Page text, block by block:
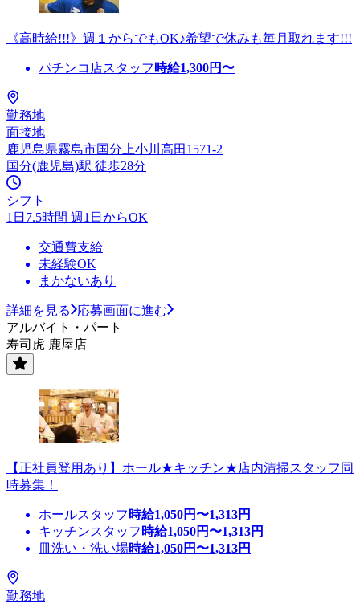
《高時給!!!》週１からでもOK♪希望で休みも毎月取れます!!!
パチンコ店スタッフ 時給1,300円〜
勤務地
面接地
鹿児島県霧島市国分上小川高田1571-2
国分(鹿児島)駅 徒歩28分
シフト
1日7.5時間 週1日からOK
交通費支給
未経験OK
まかないあり
詳細を見る
応募画面に進む
アルバイト・パート
寿司虎 鹿屋店
【正社員登用あり】ホール★キッチン★店内清掃スタッフ同
時募集！
ホールスタッフ 時給1,050円〜1,313円
キッチンスタッフ 時給1,050円〜1,313円
皿洗い・洗い場時給1,050円〜1,313円
勤務地